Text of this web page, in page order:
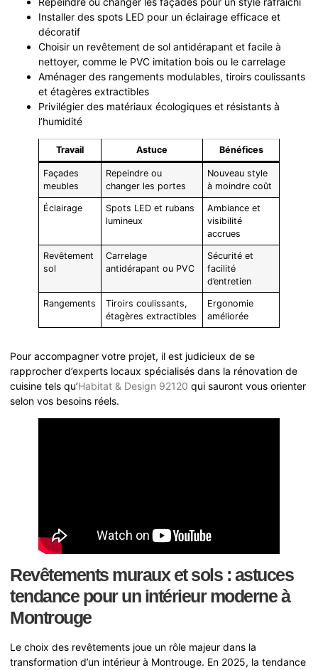
Installer des spots LED pour un éclairage efficace et
décoratif
Choisir un revêtement de sol antidérapant et facile à
nettoyer, comme le PVC imitation bois ou le carrelage
Aménager des rangements modulables, tiroirs coulissants
et étagères extractibles
Privilégier des matériaux écologiques et résistants à
l’humidité
Travail Astuce Bénéfices
Façades
meubles
Repeindre ou
changer les portes
Nouveau style
à moindre coût
Éclairage
Spots LED et rubans
lumineux
Ambiance et
visibilité
accrues
Revêtement
sol
Carrelage
antidérapant ou PVC
Sécurité et
facilité
d’entretien
Rangements
Tiroirs coulissants,
étagères extractibles
Ergonomie
améliorée
Pour accompagner votre projet, il est judicieux de se
rapprocher d’experts locaux spécialisés dans la rénovation de
cuisine tels qu’Habitat & Design 92120 qui sauront vous orienter
selon vos besoins réels.
Revêtements muraux et sols : astuces
tendance pour un intérieur moderne à
Montrouge
Le choix des revêtements joue un rôle majeur dans la
transformation d’un intérieur à Montrouge. En 2025, la tendance